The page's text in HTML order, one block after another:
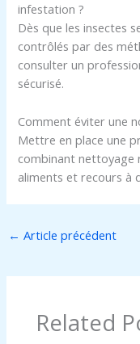
infestation ?
Dès que les insectes
contrôlés par des
consulter un
sécurisé.
Comment éviter une
Mettre en place une
combinant nettoyage
aliments et recours à
← Article précédent
Related